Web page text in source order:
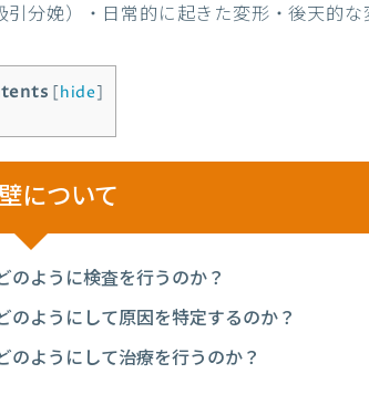
引分娩）・日常的に起きた変形・後天的な
[hide]
について
のように検査を行うのか？
のようにして原因を特定するのか？
のようにして治療を行うのか？